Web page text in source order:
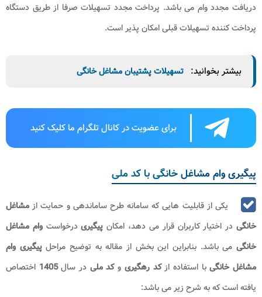
دریافت مجدد وام می باشد. پرداخت مجدد تسهیلات صرفا از طریق دستگاه
پرداخت کننده تسهیلات قبلی امکان پذیر است.
بیشتر بخوانید: تسهیلات پشتیبان مشاغل خانگی
برای عضویت در کانال تلگرام ما کلیک کنید
پیگیری وام مشاغل خانگی با کد ملی
یکی از قابلیت هایی که سامانه طرح ساماندهی و حمایت از مشاغل
خانگی در اختیار کاربران قرار می دهد، امکان پیگیریدرخواستوام مشاغل
خانگیمی باشد. بنابراین این بخش از مقاله به توضیح مراحلپیگیری وام
مشاغل خانگیبا استفاده ازکد رهگیری وکد ملی در سال1405 اختصاص
یافته است که به شرح زیر می باشد: